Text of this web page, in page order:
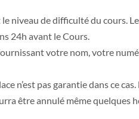
niveau de difficulté du cours.
24h avant le Cours.
votre nom, votre
n’est pas garantie dans ce
être annulé même quelques